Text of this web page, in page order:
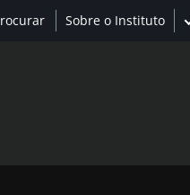
Sobre o Instituto